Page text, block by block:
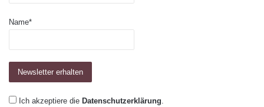
Name*
Ich akzeptiere die Datenschutzerklärung.